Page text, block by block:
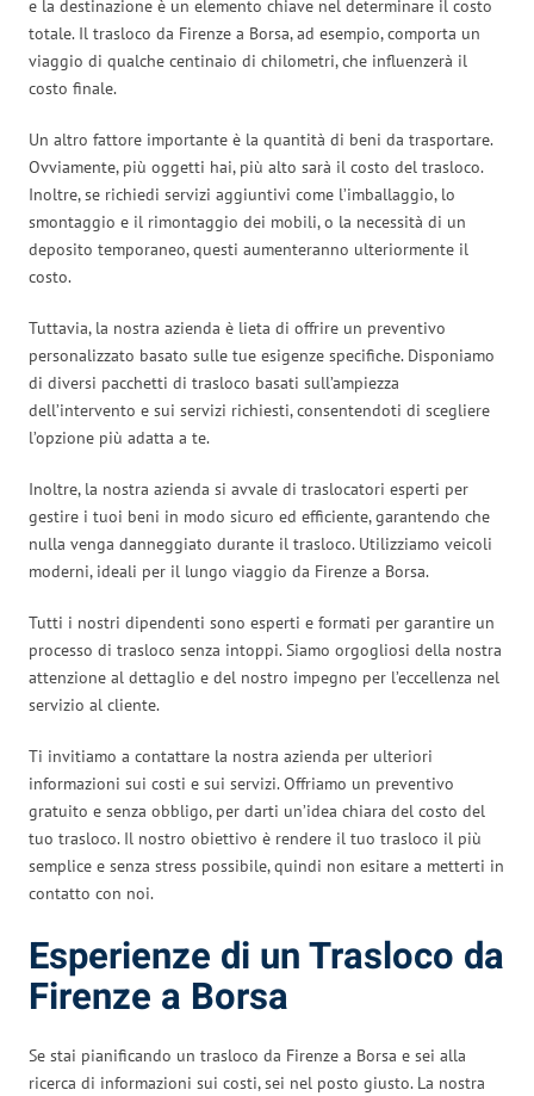
e la destinazione è un elemento chiave nel determinare il costo
totale. Il trasloco da Firenze a Borsa, ad esempio, comporta un
viaggio di qualche centinaio di chilometri, che influenzerà il
costo finale.
Un altro fattore importante è la quantità di beni da trasportare.
Ovviamente, più oggetti hai, più alto sarà il costo del trasloco.
Inoltre, se richiedi servizi aggiuntivi come l’imballaggio, lo
smontaggio e il rimontaggio dei mobili, o la necessità di un
deposito temporaneo, questi aumenteranno ulteriormente il
costo.
Tuttavia, la nostra azienda è lieta di offrire un preventivo
personalizzato basato sulle tue esigenze specifiche. Disponiamo
di diversi pacchetti di trasloco basati sull’ampiezza
dell’intervento e sui servizi richiesti, consentendoti di scegliere
l’opzione più adatta a te.
Inoltre, la nostra azienda si avvale di traslocatori esperti per
gestire i tuoi beni in modo sicuro ed efficiente, garantendo che
nulla venga danneggiato durante il trasloco. Utilizziamo veicoli
moderni, ideali per il lungo viaggio da Firenze a Borsa.
Tutti i nostri dipendenti sono esperti e formati per garantire un
processo di trasloco senza intoppi. Siamo orgogliosi della nostra
attenzione al dettaglio e del nostro impegno per l’eccellenza nel
servizio al cliente.
Ti invitiamo a contattare la nostra azienda per ulteriori
informazioni sui costi e sui servizi. Offriamo un preventivo
gratuito e senza obbligo, per darti un’idea chiara del costo del
tuo trasloco. Il nostro obiettivo è rendere il tuo trasloco il più
semplice e senza stress possibile, quindi non esitare a metterti in
contatto con noi.
Esperienze di un Trasloco da
Firenze a Borsa
Se stai pianificando un trasloco da Firenze a Borsa e sei alla
ricerca di informazioni sui costi, sei nel posto giusto. La nostra